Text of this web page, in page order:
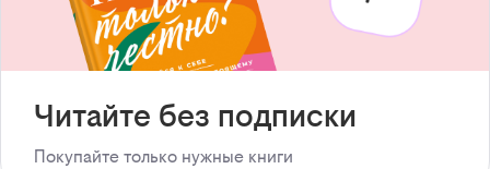
Читайте без подписки
Покупайте только нужные книги